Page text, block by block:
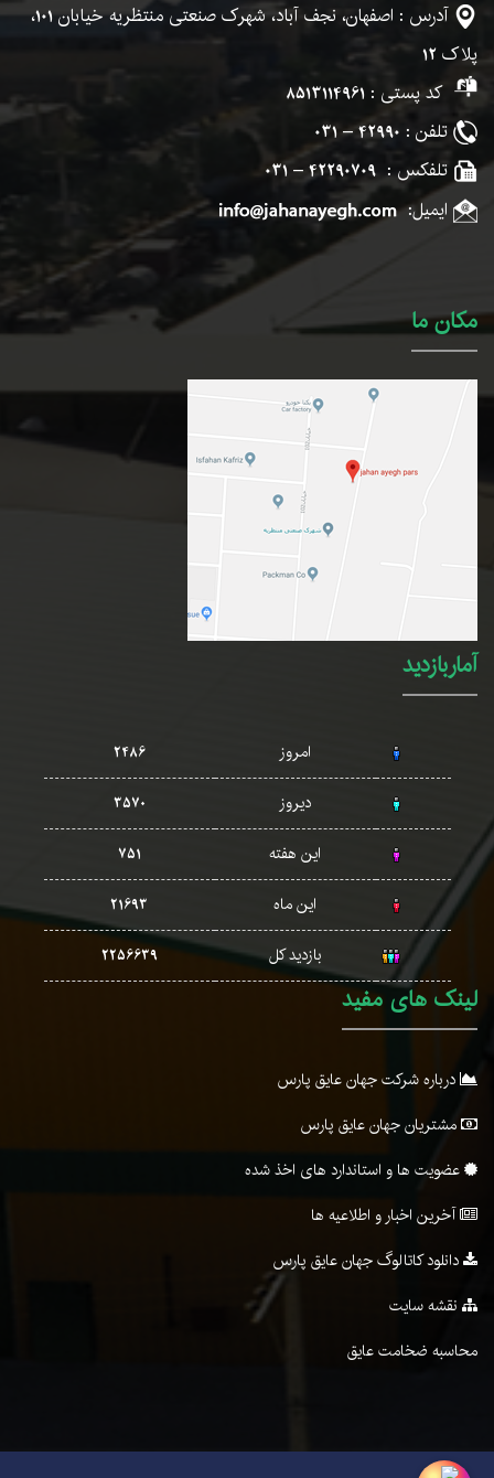
آدرس : اصفهان، نجف آباد، شهرک صنعتی منتظریه خیابان101،
پلاک12
کد پستی : 8513114961
تلفن : 42990 – 031
تلفکس : 42290709 – 031
ایمیل:
مکان ما
آماربازدید
امروز
2486
دیروز
3570
این هفته
751
این ماه
21693
بازدید کل
2256639
لینک های مفید
درباره شرکت جهان عایق پارس
مشتریان جهان عایق پارس
عضویت ها و استاندارد های اخذ شده
آخرین اخبار و اطلاعیه ها
دانلود کاتالوگ جهان عایق پارس
نقشه سایت
محاسبه ضخامت عایق